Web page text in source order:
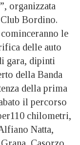
organizzata
Bordino.
le
delle auto
gara, dipinti
della Banda
della prima
il percorso
chilometri,
Natta,